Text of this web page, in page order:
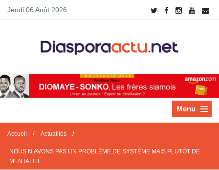
Jeudi 06 Août 2026
Menu
Accueil / Actualités /
NOUS N’AVONS PAS UN PROBLÈME DE SYSTÈME MAIS PLUTÔT DE
MENTALITÉ